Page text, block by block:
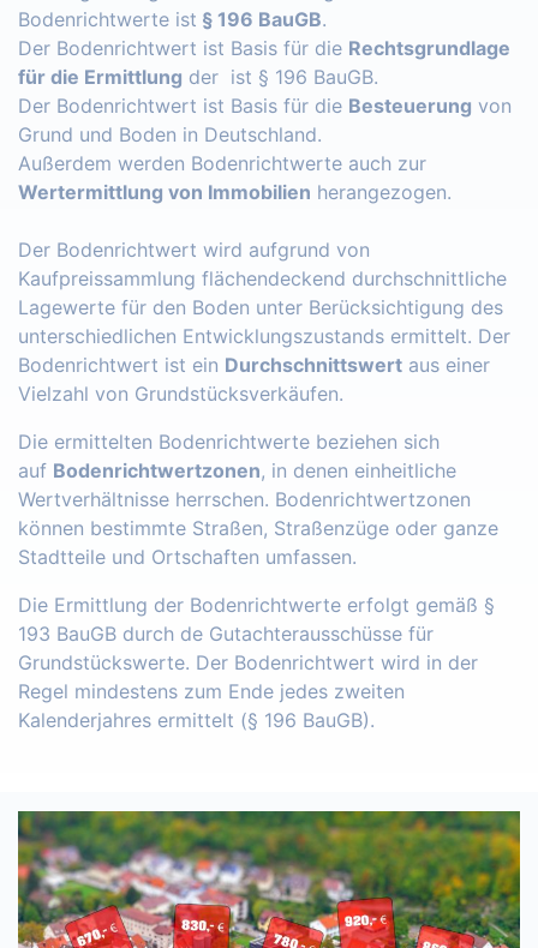
Bodenrichtwerte ist § 196 BauGB.
Der Bodenrichtwert ist Basis für die Rechtsgrundlage
für die Ermittlung der ist § 196 BauGB.
Der Bodenrichtwert ist Basis für die Besteuerung von
Grund und Boden in Deutschland.
Außerdem werden Bodenrichtwerte auch zur
Wertermittlung von Immobilien herangezogen.
Der Bodenrichtwert wird aufgrund von
Kaufpreissammlung flächendeckend durchschnittliche
Lagewerte für den Boden unter Berücksichtigung des
unterschiedlichen Entwicklungszustands ermittelt. Der
Bodenrichtwert ist ein Durchschnittswert aus einer
Vielzahl von Grundstücksverkäufen.
Die ermittelten Bodenrichtwerte beziehen sich
auf Bodenrichtwertzonen, in denen einheitliche
Wertverhältnisse herrschen. Bodenrichtwertzonen
können bestimmte Straßen, Straßenzüge oder ganze
Stadtteile und Ortschaften umfassen.
Die Ermittlung der Bodenrichtwerte erfolgt gemäß §
193 BauGB durch de Gutachterausschüsse für
Grundstückswerte. Der Bodenrichtwert wird in der
Regel mindestens zum Ende jedes zweiten
Kalenderjahres ermittelt (§ 196 BauGB).